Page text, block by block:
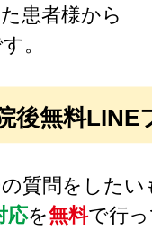
患者様から
。
後無料LINE
質問をしたい
応を無料で行